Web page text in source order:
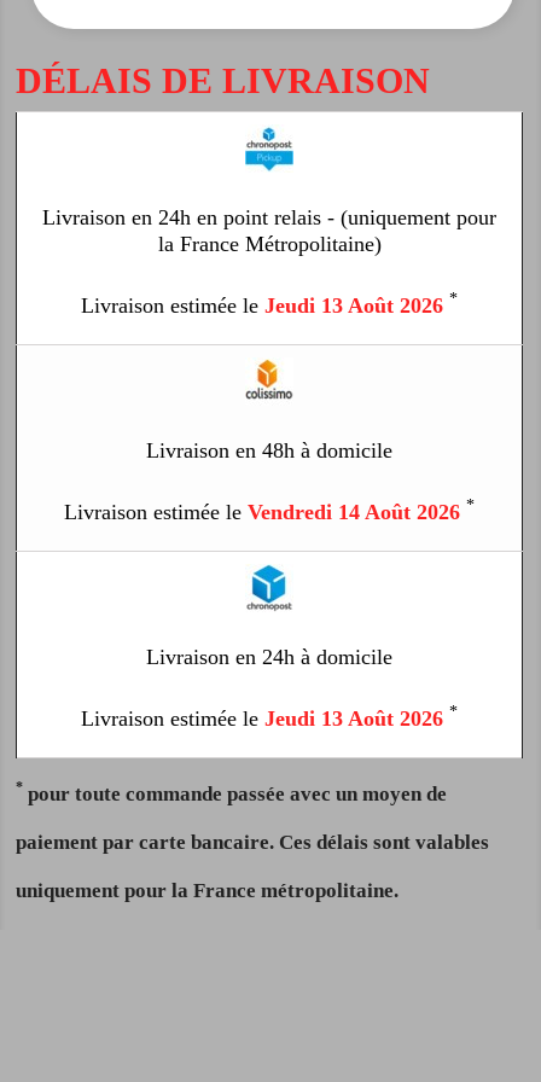
DÉLAIS DE LIVRAISON
Livraison en 24h en point relais - (uniquement pour
la France Métropolitaine)
Livraison estimée le Jeudi 13 Août 2026 *
Livraison en 48h à domicile
Livraison estimée le Vendredi 14 Août 2026 *
Livraison en 24h à domicile
Livraison estimée le Jeudi 13 Août 2026 *
* pour toute commande passée avec un moyen de
paiement par carte bancaire. Ces délais sont valables
uniquement pour la France métropolitaine.